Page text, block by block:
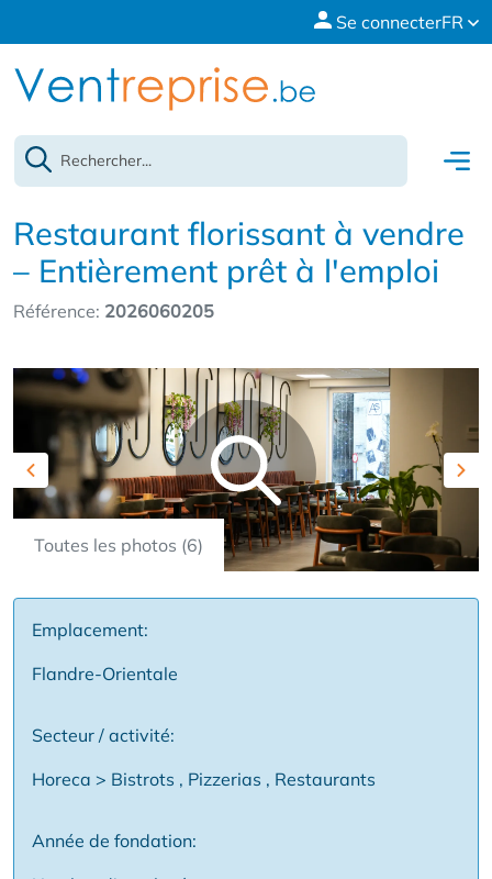
Se connecterFR
Restaurant florissant à vendre
– Entièrement prêt à l'emploi
Référence: 2026060205
Toutes les photos (6)
Previous
Emplacement:
Flandre-Orientale
Secteur / activité:
Horeca > Bistrots , Pizzerias , Restaurants
Année de fondation: